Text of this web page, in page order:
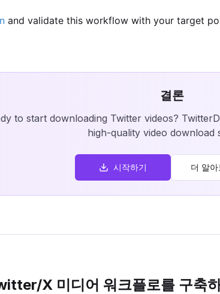
and validate this workflow with your target
결론
to start downloading Twitter videos?
high-quality video download
시작하기 더 알아
X 미디어 워크플로를 구축